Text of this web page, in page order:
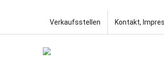
Verkaufsstellen Kontakt,